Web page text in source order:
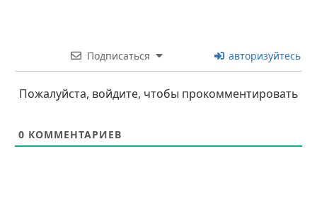
Подписаться авторизуйтесь
Пожалуйста, войдите, чтобы прокомментировать
0 КОММЕНТАРИЕВ